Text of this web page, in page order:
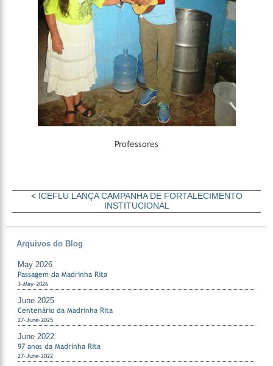
Professores
< ICEFLU LANÇA CAMPANHA DE FORTALECIMENTO
INSTITUCIONAL
Arquivos do Blog
May 2026
Passagem da Madrinha Rita
3-May-2026
June 2025
Centenário da Madrinha Rita
27-June-2025
June 2022
97 anos da Madrinha Rita
27-June-2022